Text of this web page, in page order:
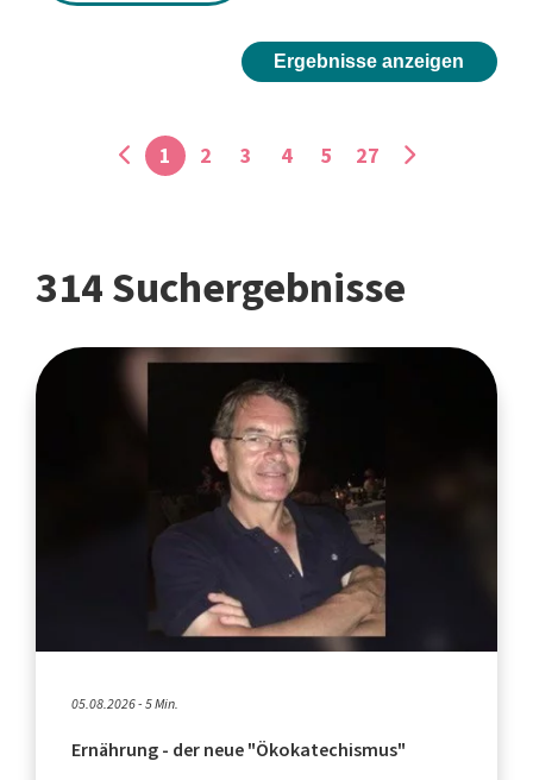
Ergebnisse anzeigen
1 2 3 4 5 27
314 Suchergebnisse
05.08.2026 - 5 Min.
Ernährung - der neue "Ökokatechismus"